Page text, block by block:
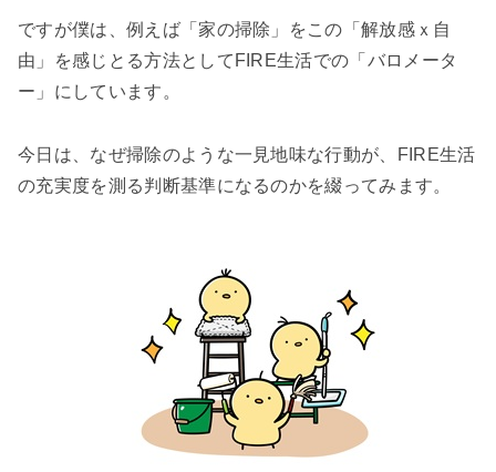
ですが僕は、例えば「家の掃除」をこの「解放感ｘ自
由」を感じとる方法としてFIRE生活での「バロメータ
ー」にしています。
今日は、なぜ掃除のような一見地味な行動が、FIRE生活
の充実度を測る判断基準になるのかを綴ってみます。